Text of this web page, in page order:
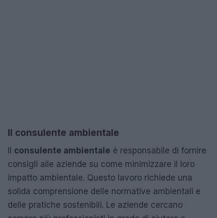
Il consulente ambientale
Il consulente ambientale è responsabile di fornire
consigli alle aziende su come minimizzare il loro
impatto ambientale. Questo lavoro richiede una
solida comprensione delle normative ambientali e
delle pratiche sostenibili. Le aziende cercano